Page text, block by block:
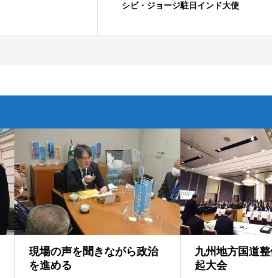
シビ・ジョージ駐日インド大使
現場の声を聞きながら政治
を進める
九州地方国道
起大会